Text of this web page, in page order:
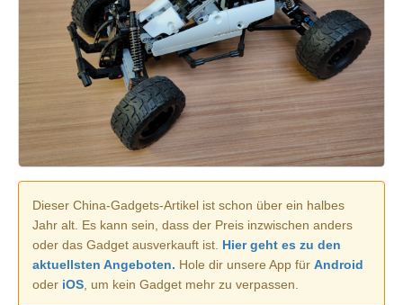
Dieser China-Gadgets-Artikel ist schon über ein halbes
Jahr alt. Es kann sein, dass der Preis inzwischen anders
oder das Gadget ausverkauft ist. Hier geht es zu den
aktuellsten Angeboten. Hole dir unsere App für Android
oder iOS , um kein Gadget mehr zu verpassen.